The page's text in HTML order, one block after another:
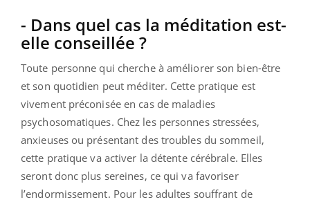
- Dans quel cas la méditation est-
elle conseillée ?
Toute personne qui cherche à améliorer son bien-être
et son quotidien peut méditer. Cette pratique est
vivement préconisée en cas de maladies
psychosomatiques. Chez les personnes stressées,
anxieuses ou présentant des troubles du sommeil,
cette pratique va activer la détente cérébrale. Elles
seront donc plus sereines, ce qui va favoriser
l’endormissement. Pour les adultes souffrant de